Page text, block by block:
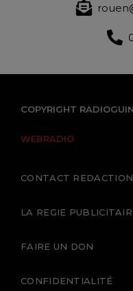
COPYRIGHT
WEBRADIO
CONTACT REDACTION
LA REGIE
FAIRE UN DON
CONFIDENTIALITÉ